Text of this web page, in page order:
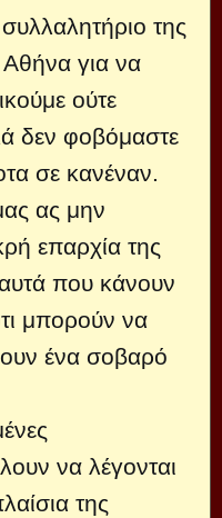
της
για να
ούτε
δεν φοβόμαστε
σε κανέναν.
ας μην
επαρχία της
που κάνουν
μπορούν να
ένα σοβαρό
να λέγονται
της